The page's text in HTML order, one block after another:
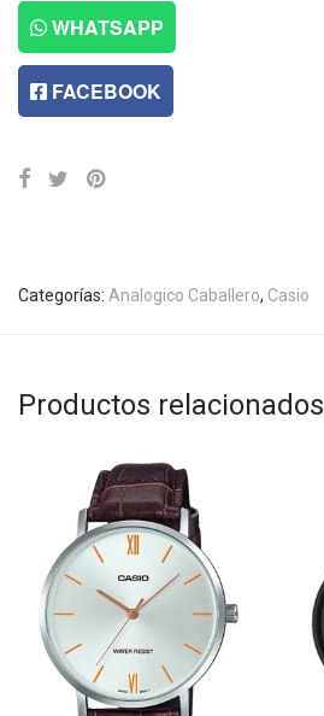
WHATSAPP
FACEBOOK
Categorías: Analogico Caballero, Casio
Productos relacionados